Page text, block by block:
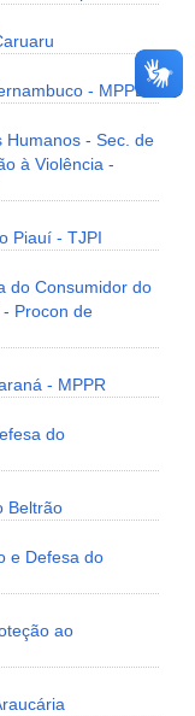
- MPPE
Humanos - Sec. de
à Violência -
Piauí - TJPI
do Consumidor do
Procon de
- MPPR
do
Beltrão
e Defesa do
ao